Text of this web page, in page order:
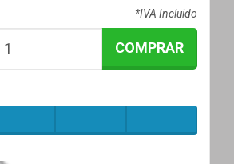
*IVA Incluido
COMPRAR